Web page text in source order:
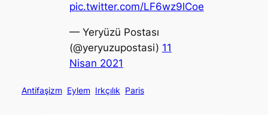
pic.twitter.com/LF6wz9lCoe
— Yeryüzü Postası
(@yeryuzupostasi) 11
Nisan 2021
Antifaşizm Eylem Irkçılık Paris